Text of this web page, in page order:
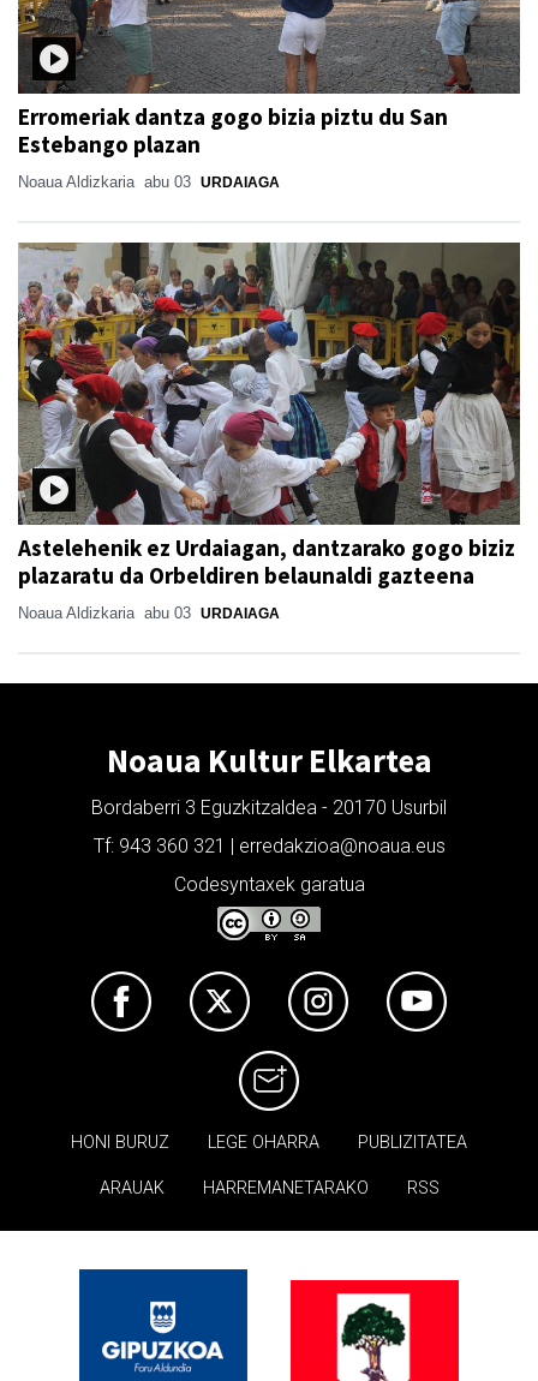
Erromeriak dantza gogo bizia piztu du San
Estebango plazan
Noaua Aldizkaria abu 03 URDAIAGA
Astelehenik ez Urdaiagan, dantzarako gogo biziz
plazaratu da Orbeldiren belaunaldi gazteena
Noaua Aldizkaria abu 03 URDAIAGA
Noaua Kultur Elkartea
Bordaberri 3 Eguzkitzaldea - 20170 Usurbil
Tf: 943 360 321 | erredakzioa@noaua.eus
Codesyntaxek garatua
HONI BURUZ LEGE OHARRA PUBLIZITATEA
ARAUAK HARREMANETARAKO RSS